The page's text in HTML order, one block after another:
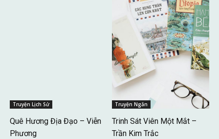
Truyện Lịch Sử
Quê Hương Địa Đạo – Viễn
Phương
Truyện Ngắn
Trinh Sát Viên Một Mắt –
Trần Kim Trắc